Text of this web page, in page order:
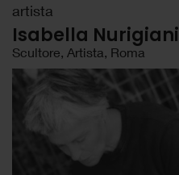
artista
Isabella Nurigiani
Scultore, Artista, Roma